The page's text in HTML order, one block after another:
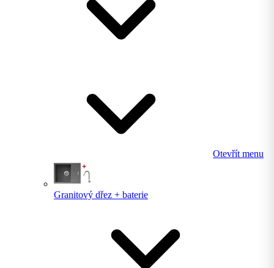
Otevřít menu
Granitový dřez + baterie